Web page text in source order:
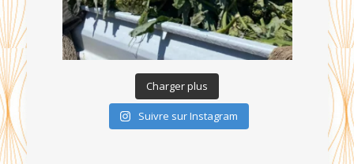
Charger plus
Suivre sur Instagram